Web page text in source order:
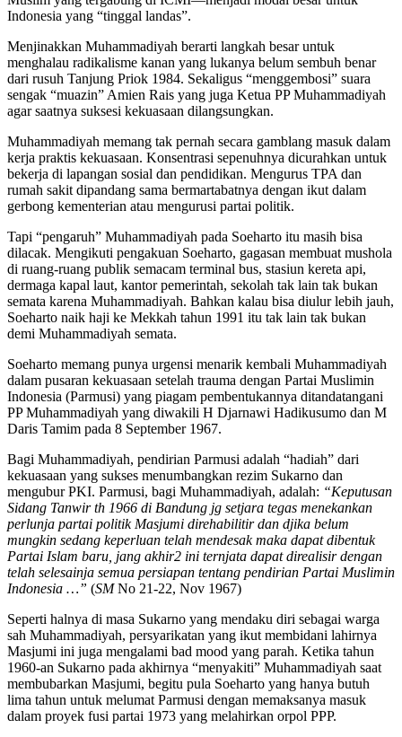
Indonesia yang “tinggal landas”.
Menjinakkan Muhammadiyah berarti langkah besar untuk
menghalau radikalisme kanan yang lukanya belum sembuh benar
dari rusuh Tanjung Priok 1984. Sekaligus “menggembosi” suara
sengak “muazin” Amien Rais yang juga Ketua PP Muhammadiyah
agar saatnya suksesi kekuasaan dilangsungkan.
Muhammadiyah memang tak pernah secara gamblang masuk dalam
kerja praktis kekuasaan. Konsentrasi sepenuhnya dicurahkan untuk
bekerja di lapangan sosial dan pendidikan. Mengurus TPA dan
rumah sakit dipandang sama bermartabatnya dengan ikut dalam
gerbong kementerian atau mengurusi partai politik.
Tapi “pengaruh” Muhammadiyah pada Soeharto itu masih bisa
dilacak. Mengikuti pengakuan Soeharto, gagasan membuat mushola
di ruang-ruang publik semacam terminal bus, stasiun kereta api,
dermaga kapal laut, kantor pemerintah, sekolah tak lain tak bukan
semata karena Muhammadiyah. Bahkan kalau bisa diulur lebih jauh,
Soeharto naik haji ke Mekkah tahun 1991 itu tak lain tak bukan
demi Muhammadiyah semata.
Soeharto memang punya urgensi menarik kembali Muhammadiyah
dalam pusaran kekuasaan setelah trauma dengan Partai Muslimin
Indonesia (Parmusi) yang piagam pembentukannya ditandatangani
PP Muhammadiyah yang diwakili H Djarnawi Hadikusumo dan M
Daris Tamim pada 8 September 1967.
Bagi Muhammadiyah, pendirian Parmusi adalah “hadiah” dari
kekuasaan yang sukses menumbangkan rezim Sukarno dan
mengubur PKI. Parmusi, bagi Muhammadiyah, adalah: “Keputusan
Sidang Tanwir th 1966 di Bandung jg setjara tegas menekankan
perlunja partai politik Masjumi direhabilitir dan djika belum
mungkin sedang keperluan telah mendesak maka dapat dibentuk
Partai Islam baru, jang akhir2 ini ternjata dapat direalisir dengan
telah selesainja semua persiapan tentang pendirian Partai Muslimin
Indonesia …” (SMNo 21-22, Nov 1967)
Seperti halnya di masa Sukarno yang mendaku diri sebagai warga
sah Muhammadiyah, persyarikatan yang ikut membidani lahirnya
Masjumi ini juga mengalami bad mood yang parah. Ketika tahun
1960-an Sukarno pada akhirnya “menyakiti” Muhammadiyah saat
membubarkan Masjumi, begitu pula Soeharto yang hanya butuh
lima tahun untuk melumat Parmusi dengan memaksanya masuk
dalam proyek fusi partai 1973 yang melahirkan orpol PPP.